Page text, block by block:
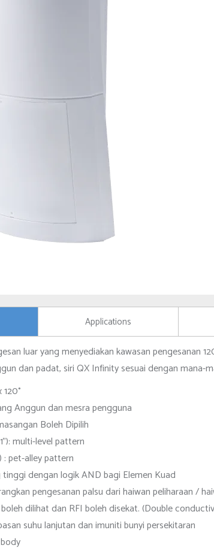
Applications
luar yang menyediakan kawasan pengesanan
dan padat, siri QX Infinity sesuai dengan
Anggun dan mesra pengguna
Boleh Dipilih
multi-level pattern
) : pet-alley pattern
dengan logik AND bagi Elemen Kuad
pengesanan palsu dari haiwan peliharaan /
dilihat dan RFI boleh disekat. (Double
suhu lanjutan dan imuniti bunyi persekitaran